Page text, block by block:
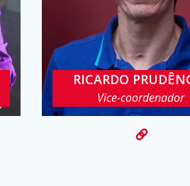
RICARDO
Vice-coordenador
rbcp@cin.ufpe.br